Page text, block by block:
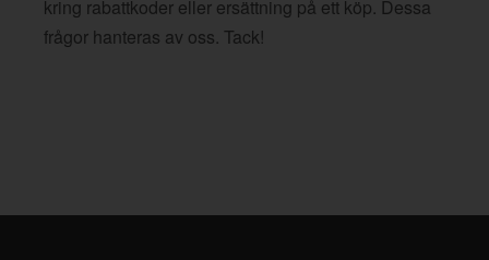
kring rabattkoder eller ersättning på ett köp. Dessa
frågor hanteras av oss. Tack!